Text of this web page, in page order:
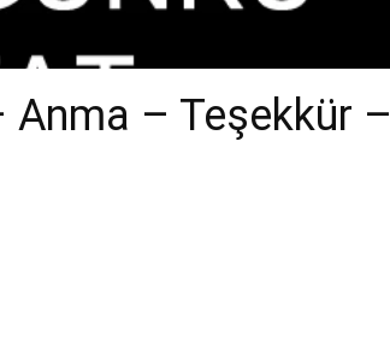
Anma – Teşekkür –